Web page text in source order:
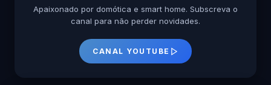
Apaixonado por domótica e smart home. Subscreva o
canal para não perder novidades.
CANAL YOUTUBE